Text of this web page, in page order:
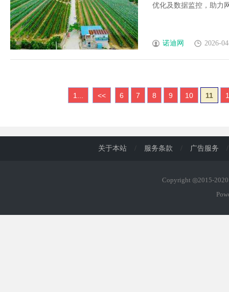
优化及数据监控，助力
诺迪网 2026-
1... << 6 7 8 9 10 11
关于本站 / 服务条款 / 广告服务 /
Copyright ◎2015-